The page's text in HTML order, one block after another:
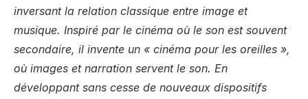
inversant la relation classique entre image et
musique. Inspiré par le cinéma où le son est souvent
secondaire, il invente un « cinéma pour les oreilles »,
où images et narration servent le son. En
développant sans cesse de nouveaux dispositifs